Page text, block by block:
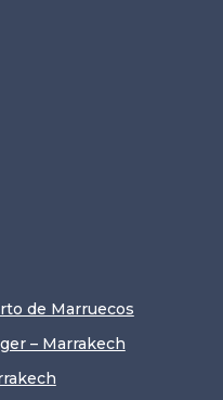
de Marruecos
– Marrakech